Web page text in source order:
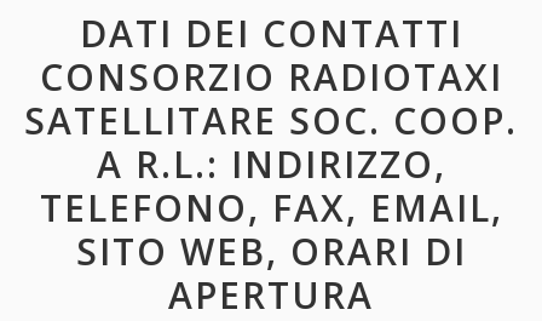
DATI DEI CONTATTI
CONSORZIO RADIOTAXI
SATELLITARE SOC. COOP.
A R.L.: INDIRIZZO,
TELEFONO, FAX, EMAIL,
SITO WEB, ORARI DI
APERTURA